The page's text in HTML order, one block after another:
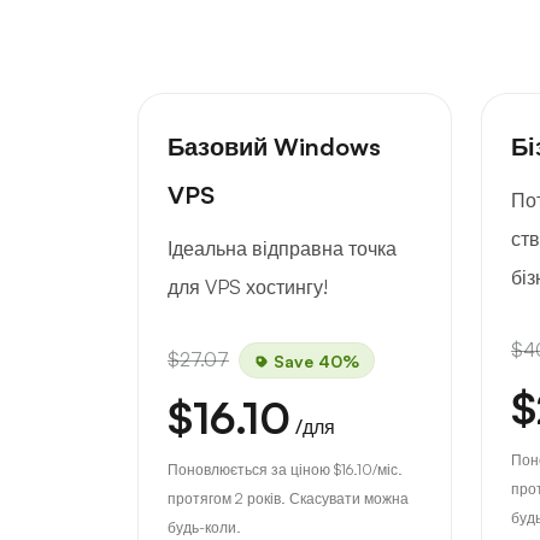
Базовий Windows
VPS
Ідеальна відправна точка
для VPS хостингу!
$27.07 Save 40%
$16.10 /для
Поновлюється за ціною $16.10/міс.
протягом 2 років. Скасувати можна
будь-коли.